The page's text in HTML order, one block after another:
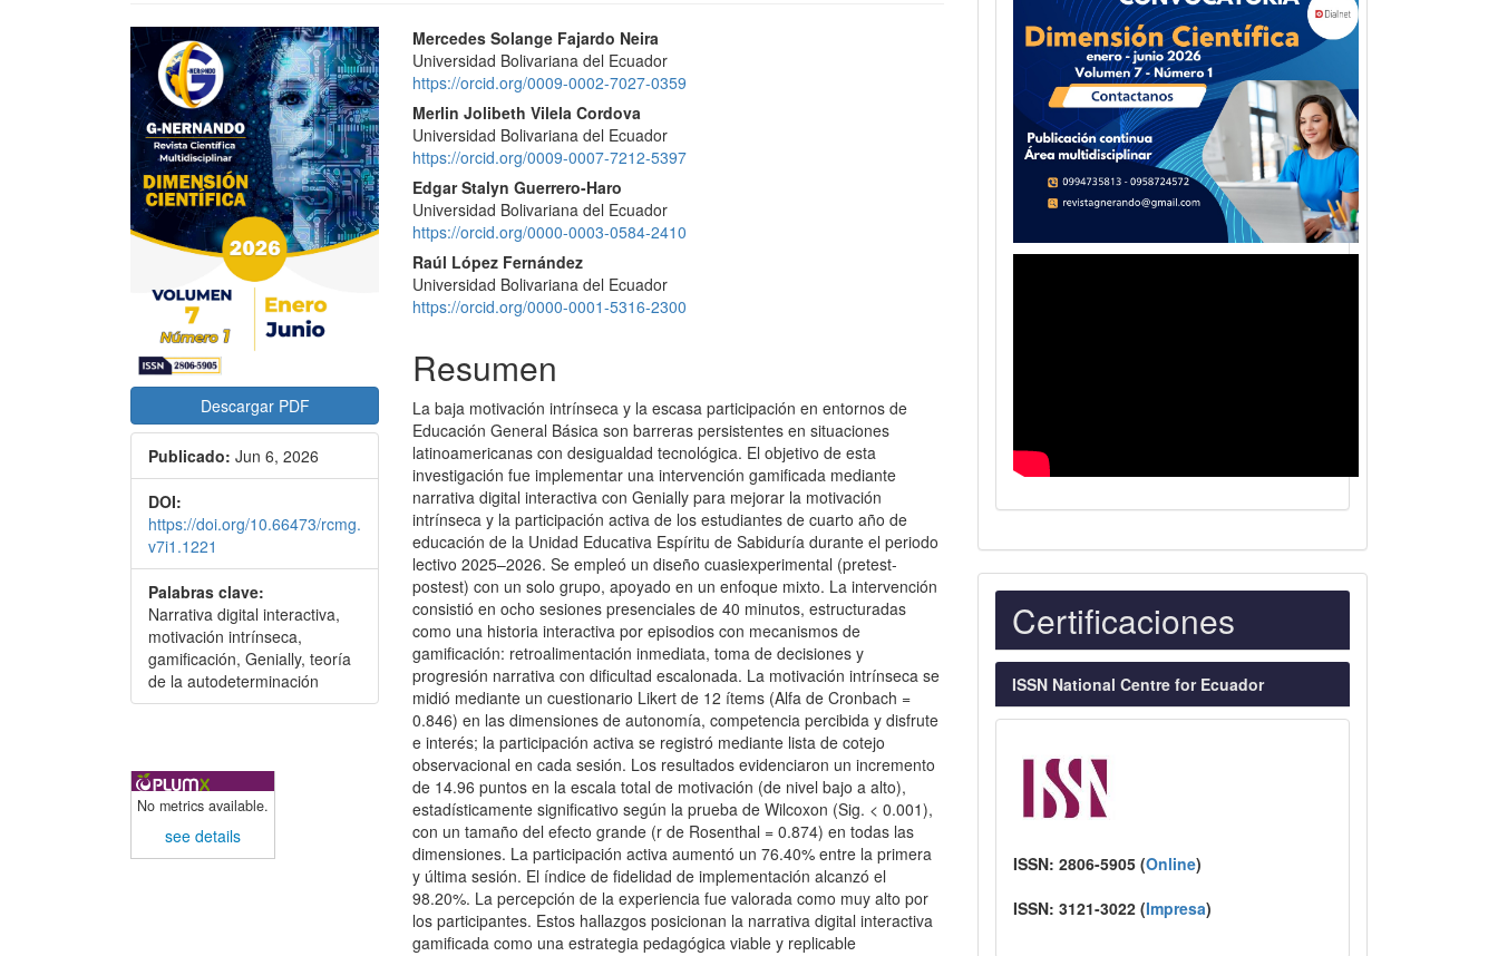
CONTACTO
ENVÍOS
ENTRAR
Barra
lateral
del
artículo
Descargar PDF
Publicado: Jun 6, 2026
DOI:
https://doi.org/10.66473/rcmg.
v7i1.1221
Palabras clave:
Narrativa digital interactiva,
motivación intrínseca,
gamificación, Genially, teoría
de la autodeterminación
No metrics available.
see details
Contenido
principal
del
artículo
Mercedes Solange Fajardo Neira
Universidad Bolivariana del Ecuador
https://orcid.org/0009-0002-7027-0359
Merlin Jolibeth Vilela Cordova
Universidad Bolivariana del Ecuador
https://orcid.org/0009-0007-7212-5397
Edgar Stalyn Guerrero-Haro
Universidad Bolivariana del Ecuador
https://orcid.org/0000-0003-0584-2410
Raúl López Fernández
Universidad Bolivariana del Ecuador
https://orcid.org/0000-0001-5316-2300
Resumen
La baja motivación intrínseca y la escasa participación en entornos de
Educación General Básica son barreras persistentes en situaciones
latinoamericanas con desigualdad tecnológica. El objetivo de esta
investigación fue implementar una intervención gamificada mediante
narrativa digital interactiva con Genially para mejorar la motivación
intrínseca y la participación activa de los estudiantes de cuarto año de
educación de la Unidad Educativa Espíritu de Sabiduría durante el periodo
lectivo 2025–2026. Se empleó un diseño cuasiexperimental (pretest-
postest) con un solo grupo, apoyado en un enfoque mixto. La intervención
consistió en ocho sesiones presenciales de 40 minutos, estructuradas
como una historia interactiva por episodios con mecanismos de
gamificación: retroalimentación inmediata, toma de decisiones y
progresión narrativa con dificultad escalonada. La motivación intrínseca se
midió mediante un cuestionario Likert de 12 ítems (Alfa de Cronbach =
0.846) en las dimensiones de autonomía, competencia percibida y disfrute
e interés; la participación activa se registró mediante lista de cotejo
observacional en cada sesión. Los resultados evidenciaron un incremento
de 14.96 puntos en la escala total de motivación (de nivel bajo a alto),
estadísticamente significativo según la prueba de Wilcoxon (Sig. < 0.001),
con un tamaño del efecto grande (r de Rosenthal = 0.874) en todas las
dimensiones. La participación activa aumentó un 76.40% entre la primera
y última sesión. El índice de fidelidad de implementación alcanzó el
98.20%. La percepción de la experiencia fue valorada como muy alto por
los participantes. Estos hallazgos posicionan la narrativa digital interactiva
gamificada como una estrategia pedagógica viable y replicable
Indexaciones
Certificaciones
ISSN National Centre for Ecuador
ISSN: 2806-5905 (Online)
ISSN: 3121-3022 (Impresa)